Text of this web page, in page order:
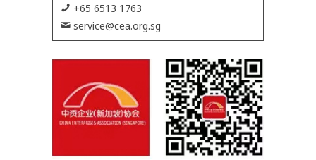
+65 6513 1763
service@cea.org.sg